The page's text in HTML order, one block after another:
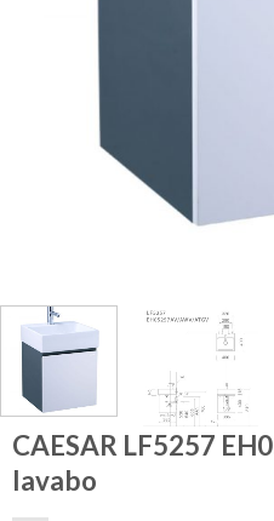
CAESAR LF5257
lavabo